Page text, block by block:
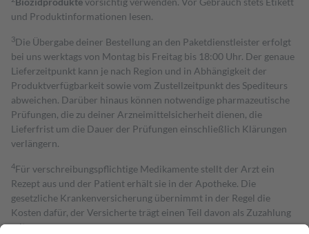
und Produktinformationen lesen.
3Die Übergabe deiner Bestellung an den Paketdienstleister erfolgt
bei uns werktags von Montag bis Freitag bis 18:00 Uhr. Der genaue
Lieferzeitpunkt kann je nach Region und in Abhängigkeit der
Produktverfügbarkeit sowie vom Zustellzeitpunkt des Spediteurs
abweichen. Darüber hinaus können notwendige pharmazeutische
Prüfungen, die zu deiner Arzneimittelsicherheit dienen, die
Lieferfrist um die Dauer der Prüfungen einschließlich Klärungen
verlängern.
4Für verschreibungspflichtige Medikamente stellt der Arzt ein
Rezept aus und der Patient erhält sie in der Apotheke. Die
gesetzliche Krankenversicherung übernimmt in der Regel die
Kosten dafür, der Versicherte trägt einen Teil davon als Zuzahlung
mit.